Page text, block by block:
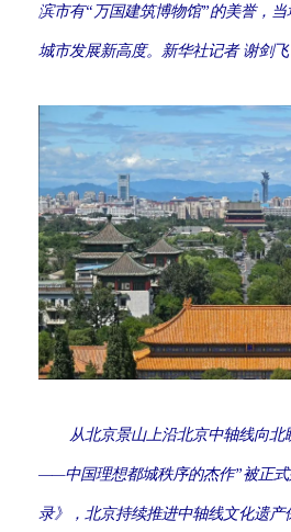
滨市有“万国建筑博物馆”的美誉，
城市发展新高度。新华社记者 谢剑
从北京景山上沿北京中轴线向北
——中国理想都城秩序的杰作”被正
录》，北京持续推进中轴线文化遗